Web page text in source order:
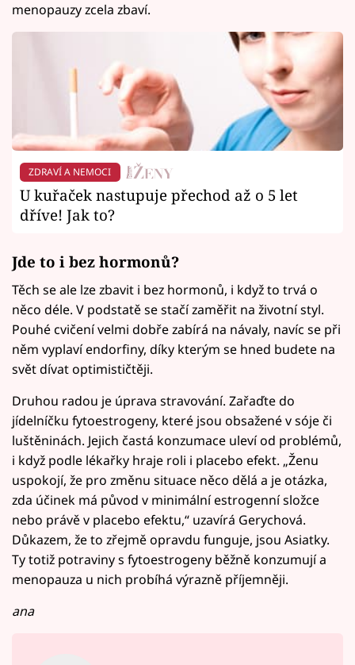
menopauzy zcela zbaví.
ZDRAVÍ A NEMOCI
U kuřaček nastupuje přechod až o 5 let
dříve! Jak to?
Jde to i bez hormonů?
Těch se ale lze zbavit i bez hormonů, i když to trvá o
něco déle. V podstatě se stačí zaměřit na životní styl.
Pouhé cvičení velmi dobře zabírá na návaly, navíc se při
něm vyplaví endorfiny, díky kterým se hned budete na
svět dívat optimističtěji.
Druhou radou je úprava stravování. Zařaďte do
jídelníčku fytoestrogeny, které jsou obsažené v sóje či
luštěninách. Jejich častá konzumace uleví od problémů,
i když podle lékařky hraje roli i placebo efekt. „Ženu
uspokojí, že pro změnu situace něco dělá a je otázka,
zda účinek má původ v minimální estrogenní složce
nebo právě v placebo efektu,“ uzavírá Gerychová.
Důkazem, že to zřejmě opravdu funguje, jsou Asiatky.
Ty totiž potraviny s fytoestrogeny běžně konzumují a
menopauza u nich probíhá výrazně příjemněji.
ana